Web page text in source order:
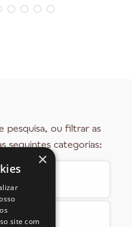
pesquisa, ou filtrar as
seguintes categorias:
×
site com